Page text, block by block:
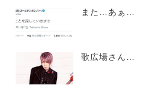
また…あぁ…
歌広場さん…